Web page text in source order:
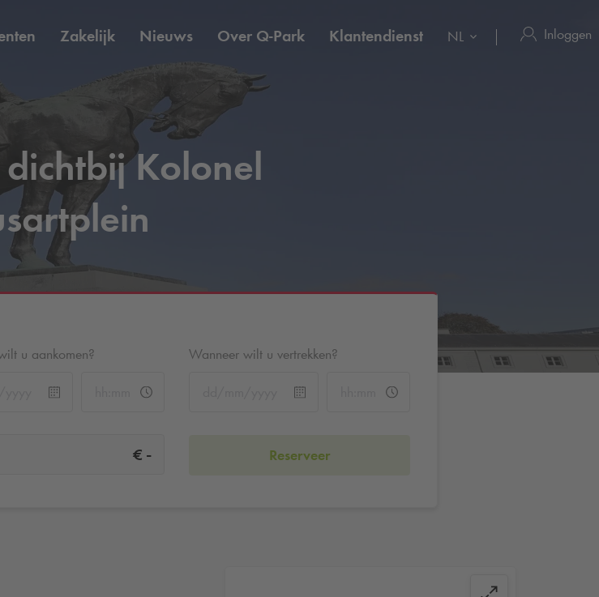
Zakelijk Nieuws Over Q-Park Klantendienst NL Inloggen
Kolonel
u aankomen? Wanneer wilt u vertrekken?
€ - Reserveer